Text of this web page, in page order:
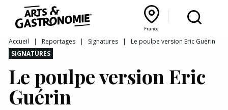
France
Recettes
Reportages
Actualités
Interviews
Bourgogne Franche‑Comté
France
Lyon Rhône‑Alpes
Accueil | Reportages | Signatures | Le poulpe version Eric Guérin
SIGNATURES
Le poulpe version Eric
Guérin